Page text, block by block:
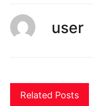
user
Related Posts